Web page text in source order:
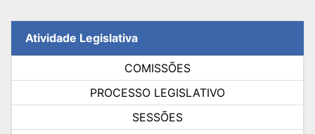
Atividade Legislativa
COMISSÕES
PROCESSO LEGISLATIVO
SESSÕES